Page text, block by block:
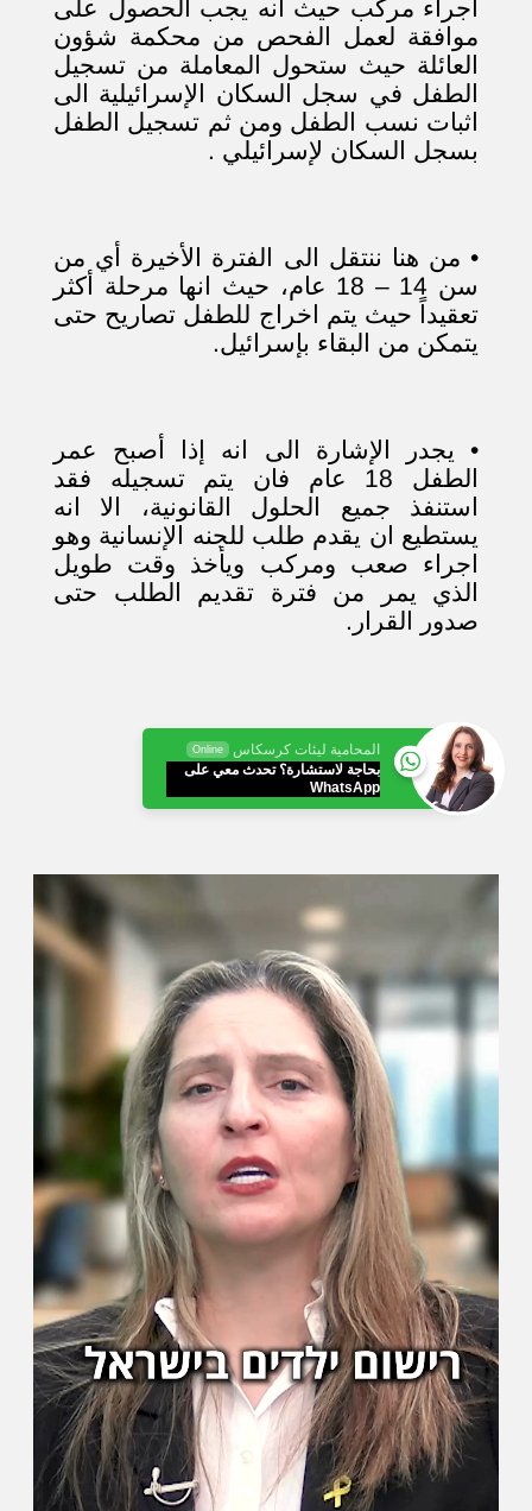
اجراء مركب حيث انه يجب الحصول على
موافقة لعمل الفحص من محكمة شؤون
العائلة حيث ستحول المعاملة من تسجيل
الطفل في سجل السكان الإسرائيلية الى
اثبات نسب الطفل ومن ثم تسجيل الطفل
بسجل السكان لإسرائيلي .
• من هنا ننتقل الى الفترة الأخيرة أي من
سن 14 – 18 عام، حيث انها مرحلة أكثر
تعقيداً حيث يتم اخراج للطفل تصاريح حتى
يتمكن من البقاء بإسرائيل.
• يجدر الإشارة الى انه إذا أصبح عمر
الطفل 18 عام فان يتم تسجيله فقد
استنفذ جميع الحلول القانونية، الا انه
يستطيع ان يقدم طلب للجنه الإنسانية وهو
اجراء صعب ومركب ويأخذ وقت طويل
الذي يمر من فترة تقديم الطلب حتى
صدور القرار.
المحامية ليئات كرسكاس Online
بحاجة لاستشارة؟ تحدث معي على
WhatsApp